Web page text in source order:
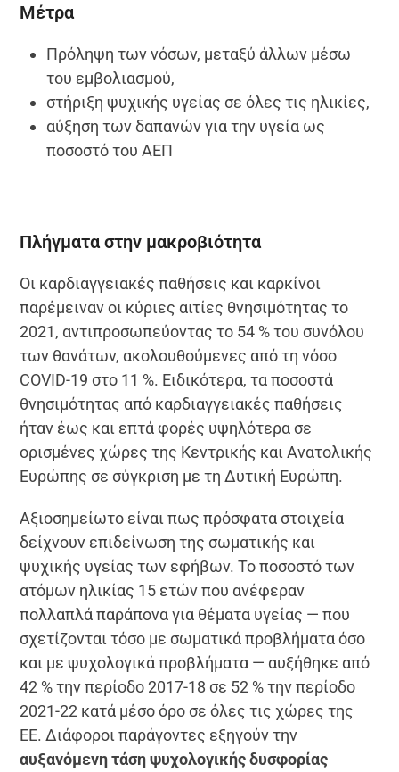
Μέτρα
Πρόληψη των νόσων, μεταξύ άλλων μέσω
του εμβολιασμού,
στήριξη ψυχικής υγείας σε όλες τις ηλικίες,
αύξηση των δαπανών για την υγεία ως
ποσοστό του ΑΕΠ
Πλήγματα στην μακροβιότητα
Οι καρδιαγγειακές παθήσεις και καρκίνοι
παρέμειναν οι κύριες αιτίες θνησιμότητας το
2021, αντιπροσωπεύοντας το 54 % του συνόλου
των θανάτων, ακολουθούμενες από τη νόσο
COVID-19 στο 11 %. Ειδικότερα, τα ποσοστά
θνησιμότητας από καρδιαγγειακές παθήσεις
ήταν έως και επτά φορές υψηλότερα σε
ορισμένες χώρες της Κεντρικής και Ανατολικής
Ευρώπης σε σύγκριση με τη Δυτική Ευρώπη.
Αξιοσημείωτο είναι πως πρόσφατα στοιχεία
δείχνουν επιδείνωση της σωματικής και
ψυχικής υγείας των εφήβων. Το ποσοστό των
ατόμων ηλικίας 15 ετών που ανέφεραν
πολλαπλά παράπονα για θέματα υγείας — που
σχετίζονται τόσο με σωματικά προβλήματα όσο
και με ψυχολογικά προβλήματα — αυξήθηκε από
42 % την περίοδο 2017-18 σε 52 % την περίοδο
2021-22 κατά μέσο όρο σε όλες τις χώρες της
ΕΕ. Διάφοροι παράγοντες εξηγούν την
αυξανόμενη τάση ψυχολογικής δυσφορίας